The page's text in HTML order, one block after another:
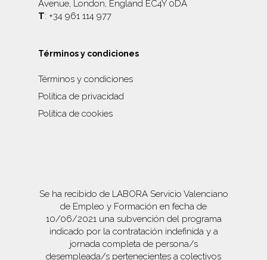
Avenue, London, England EC4Y 0DA
T: +34 961 114 977
Términos y condiciones
Términos y condiciones
Política de privacidad
Política de cookies
Se ha recibido de LABORA Servicio Valenciano
de Empleo y Formación en fecha de
10/06/2021 una subvención del programa
indicado por la contratación indefinida y a
jornada completa de persona/s
desempleada/s pertenecientes a colectivos